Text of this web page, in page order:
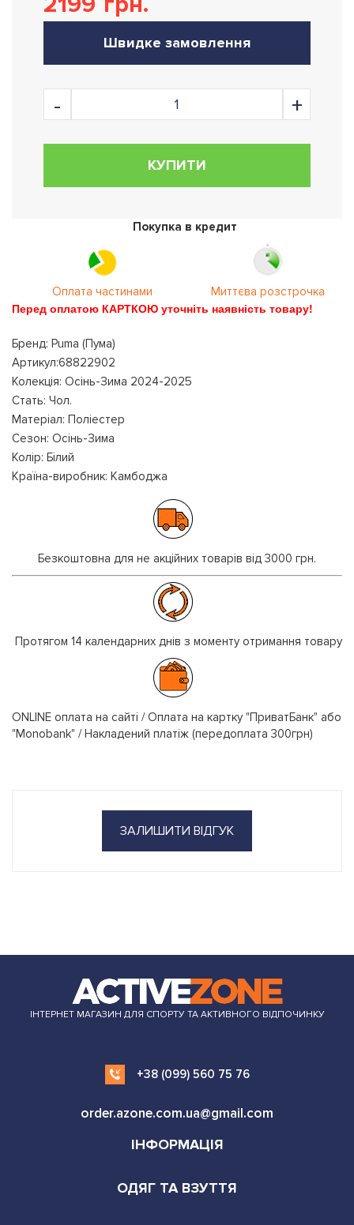
Швидке замовлення
КУПИТИ
Покупка в кредит
Оплата частинами Миттєва розстрочка
Перед оплатою КАРТКОЮ уточніть наявність товару!
Бренд: Puma (Пума)
Артикул:68822902
Колекція: Осінь-Зима 2024-2025
Стать: Чол.
Матеріал: Поліестер
Сезон: Осінь-Зима
Колір: Білий
Країна-виробник: Камбоджа
Безкоштовна для не акційних товарів від 3000 грн.
Протягом 14 календарних днів з моменту отримання товару
ONLINE оплата на сайті / Оплата на картку "ПриватБанк" або
"Monobank" / Накладений платіж (передоплата 300грн)
ЗАЛИШИТИ ВІДГУК
ІНТЕРНЕТ МАГАЗИН ДЛЯ СПОРТУ ТА АКТИВНОГО ВІДПОЧИНКУ
+38 (099) 560 75 76
order.azone.com.ua@gmail.com
ІНФОРМАЦІЯ
ОДЯГ ТА ВЗУТТЯ